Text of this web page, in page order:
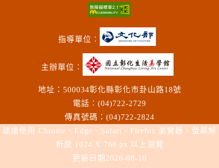
指導單位︰
主辦單位︰
地址：500034彰化縣彰化市卦山路18號
電話︰(04)722-2729
傳真號碼：(04)722-2824
建議使用 Chrome、Edge、Safari、Firefox 瀏覽器，螢幕解
析度 1024 X 768 px 以上瀏覽
更新日期 2026-08-10